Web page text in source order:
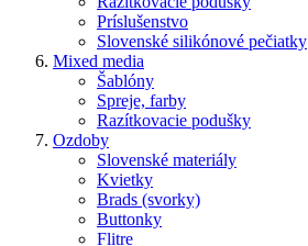
Príslušenstvo
Slovenské silikónové pečiatky
Mixed media
Šablóny
Spreje, farby
Razítkovacie podušky
Ozdoby
Slovenské materiály
Kvietky
Brads (svorky)
Buttonky
Flitre